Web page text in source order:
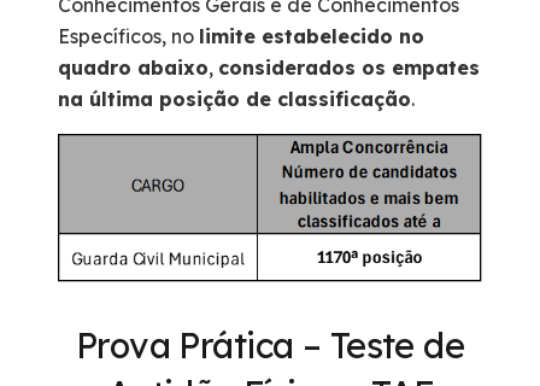
Conhecimentos Gerais e de Conhecimentos
Específicos, no limite estabelecido no
quadro abaixo, considerados os empates
na última posição de classificação.
Prova Prática – Teste de